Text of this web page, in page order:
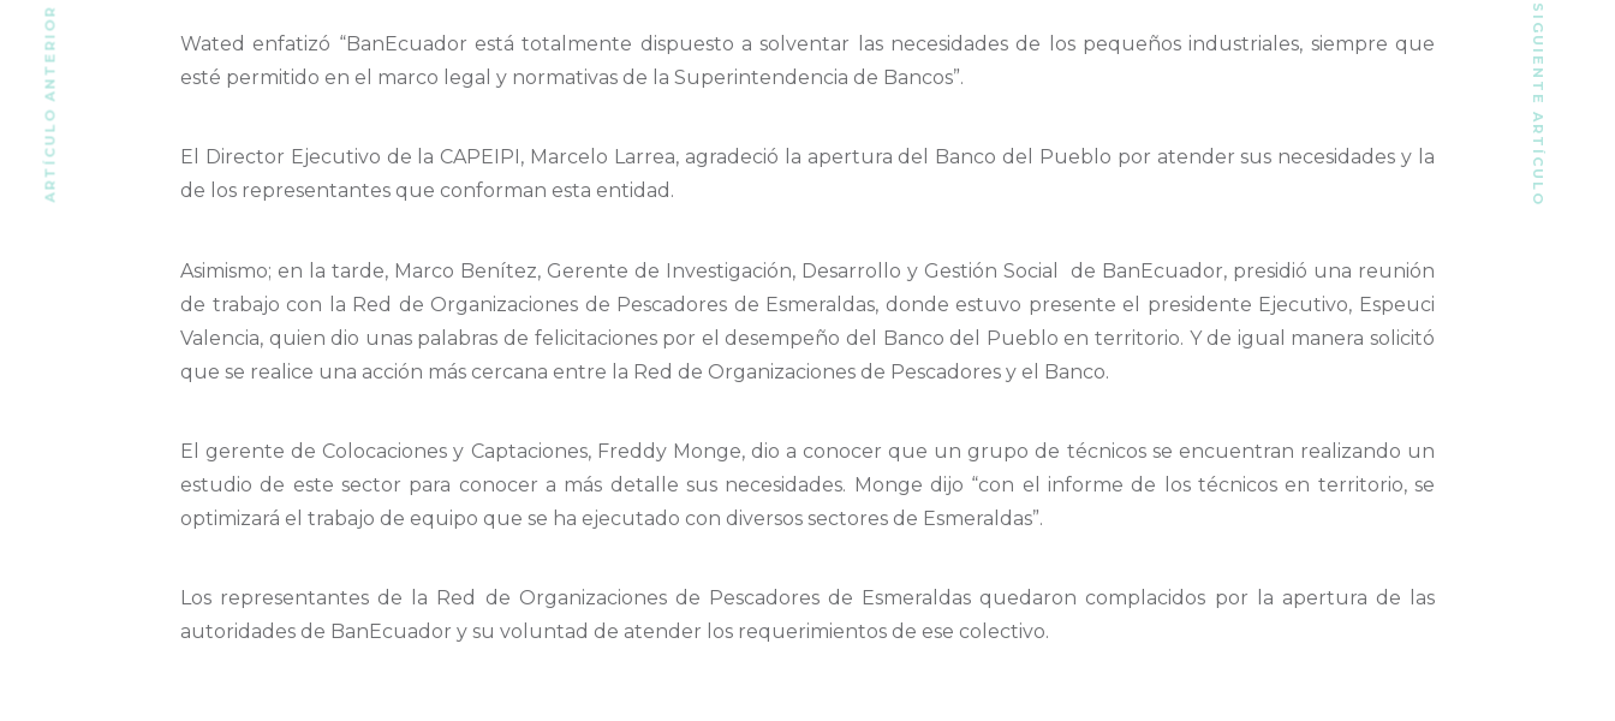
Wated enfatizó “BanEcuador está totalmente dispuesto a solventar las necesidades de los pequeños industriales, siempre que
esté permitido en el marco legal y normativas de la Superintendencia de Bancos”.
El Director Ejecutivo de la CAPEIPI, Marcelo Larrea, agradeció la apertura del Banco del Pueblo por atender sus necesidades y la
de los representantes que conforman esta entidad.
Asimismo; en la tarde, Marco Benítez, Gerente de Investigación, Desarrollo y Gestión Social de BanEcuador, presidió una reunión
de trabajo con la Red de Organizaciones de Pescadores de Esmeraldas, donde estuvo presente el presidente Ejecutivo, Espeuci
Valencia, quien dio unas palabras de felicitaciones por el desempeño del Banco del Pueblo en territorio. Y de igual manera solicitó
que se realice una acción más cercana entre la Red de Organizaciones de Pescadores y el Banco.
El gerente de Colocaciones y Captaciones, Freddy Monge, dio a conocer que un grupo de técnicos se encuentran realizando un
estudio de este sector para conocer a más detalle sus necesidades. Monge dijo “con el informe de los técnicos en territorio, se
optimizará el trabajo de equipo que se ha ejecutado con diversos sectores de Esmeraldas”.
Los representantes de la Red de Organizaciones de Pescadores de Esmeraldas quedaron complacidos por la apertura de las
autoridades de BanEcuador y su voluntad de atender los requerimientos de ese colectivo.
ARTÍCULO ANTERIOR SIGUIENTE ARTÍCULO